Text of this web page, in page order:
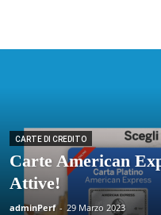
CARTE DI CREDITO
Carte American
Attive!
adminPerf - 29 Marzo 2023